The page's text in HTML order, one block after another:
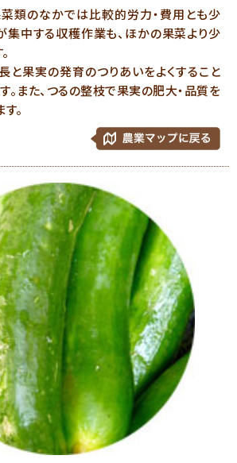
菜類のなかでは比較的労力・費用とも少
集中する収穫作業も、ほかの果菜より少
と果実の発育のつりあいをよくすること
。また、つるの整枝で果実の肥大・品質を
。